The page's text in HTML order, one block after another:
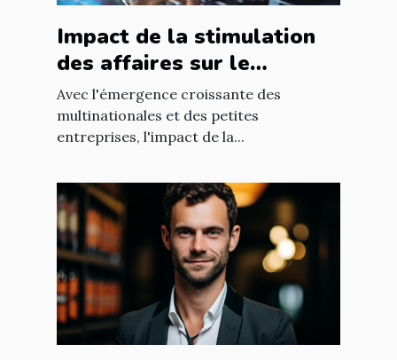
Impact de la stimulation
des affaires sur le
développement
économique mondial
Avec l'émergence croissante des
multinationales et des petites
entreprises, l'impact de la...